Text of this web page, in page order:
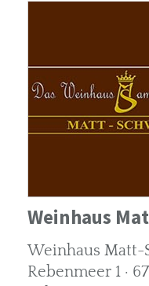
Weinhaus
Weinhaus Matt-
Rebenmeer 1 ·